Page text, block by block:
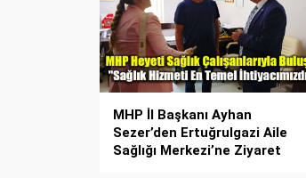
MHP İl Başkanı Ayhan
Sezer’den Ertuğrulgazi Aile
Sağlığı Merkezi’ne Ziyaret